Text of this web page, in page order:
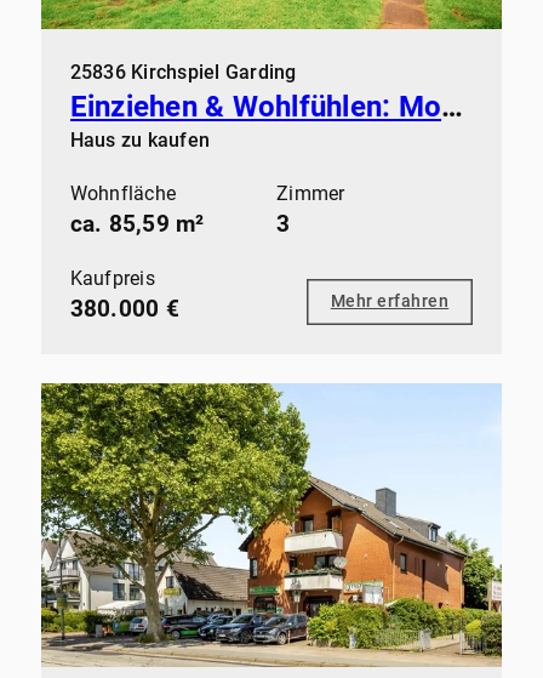
25836 Kirchspiel Garding
Einziehen & Wohlfühlen: Modernisiertes Zuhause mit Kamin & Sauna
Haus zu kaufen
Wohnfläche
ca. 85,59 m²
Zimmer
3
Kaufpreis
380.000 € Mehr erfahren